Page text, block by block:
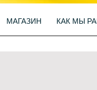
МАГАЗИН КАК МЫ